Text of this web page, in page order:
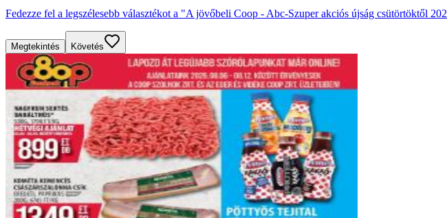
Fedezze fel a legszélesebb választékot a "A jövőbeli Coop - Abc-Szuper akciós újság csütörtöktől
Megtekintés Követés